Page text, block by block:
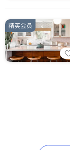
精英会员